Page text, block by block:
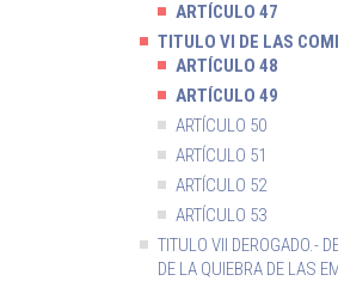
ARTÍCULO 47
TITULO VI DE LAS
ARTÍCULO 48
ARTÍCULO 49
ARTÍCULO 50
ARTÍCULO 51
ARTÍCULO 52
ARTÍCULO 53
TITULO VII DEROGADO.-
DE LA QUIEBRA DE LAS